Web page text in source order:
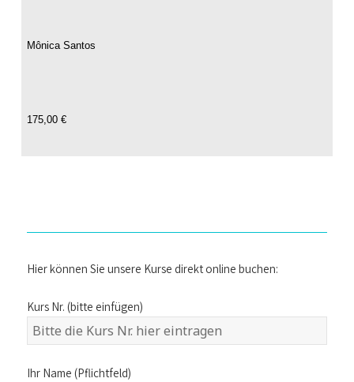
Mônica Santos
175,00 €
Hier können Sie unsere Kurse direkt online buchen:
Kurs Nr. (bitte einfügen)
Ihr Name (Pflichtfeld)